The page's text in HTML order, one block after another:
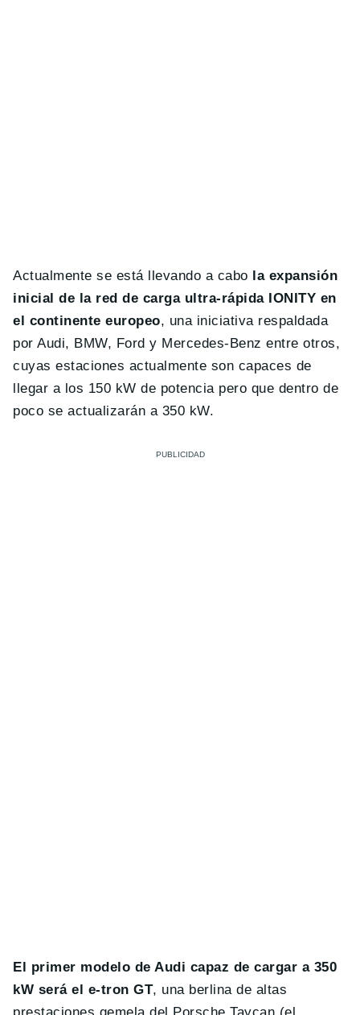
Actualmente se está llevando a cabo
la expansión
inicial de la red de carga ultra-rápida IONITY en
el continente europeo, una iniciativa respaldada
por Audi, BMW, Ford y Mercedes-Benz entre otros,
cuyas estaciones actualmente son capaces de
llegar a los 150 kW de potencia pero que dentro de
poco se actualizarán a 350 kW.
El primer modelo de Audi capaz de cargar a 350
kW será el e-tron GT, una berlina de altas